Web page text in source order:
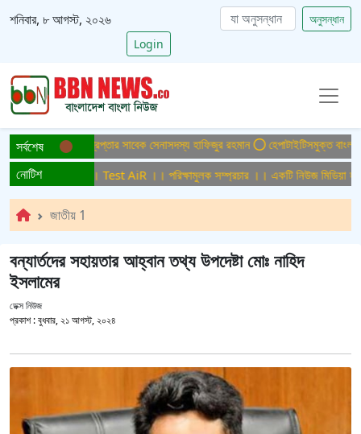
শনিবার, ৮ আগস্ট, ২০২৬
অনুসন্ধান
Login
সর্বশেষ
মামলায় ফের গ্রেপ্তার সাবেক সেনাসদস্য হাফিজুর রহমান হেপাটাইটিসমুক্ত বাংলাদেশ
নোটিশ
সম্প্রচার ।। Test AiR ।। পরিক্ষামুলক সম্প্রচার ।। একটি নিউজ মিডিয়া
জাতীয় 1
বন্যার্তদের সহায়তার আহ্বান তথ্য উপদেষ্টা মোঃ নাহিদ
ইসলামের
ডেক্স নিউজ
প্রকাশ :বুধবার, ২১ আগস্ট, ২০২৪